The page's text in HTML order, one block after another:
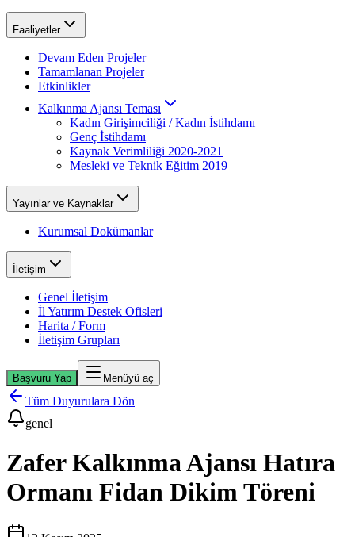
Faaliyetler
Devam Eden Projeler
Tamamlanan Projeler
Etkinlikler
Kalkınma Ajansı Teması
Kadın Girişimciliği / Kadın İstihdamı
Genç İstihdamı
Kaynak Verimliliği 2020-2021
Mesleki ve Teknik Eğitim 2019
Yayınlar ve Kaynaklar
Kurumsal Dokümanlar
İletişim
Genel İletişim
İl Yatırım Destek Ofisleri
Harita / Form
İletişim Grupları
Başvuru Yap Menüyü aç
Tüm Duyurulara Dön
genel
Zafer Kalkınma Ajansı Hatıra
Ormanı Fidan Dikim Töreni